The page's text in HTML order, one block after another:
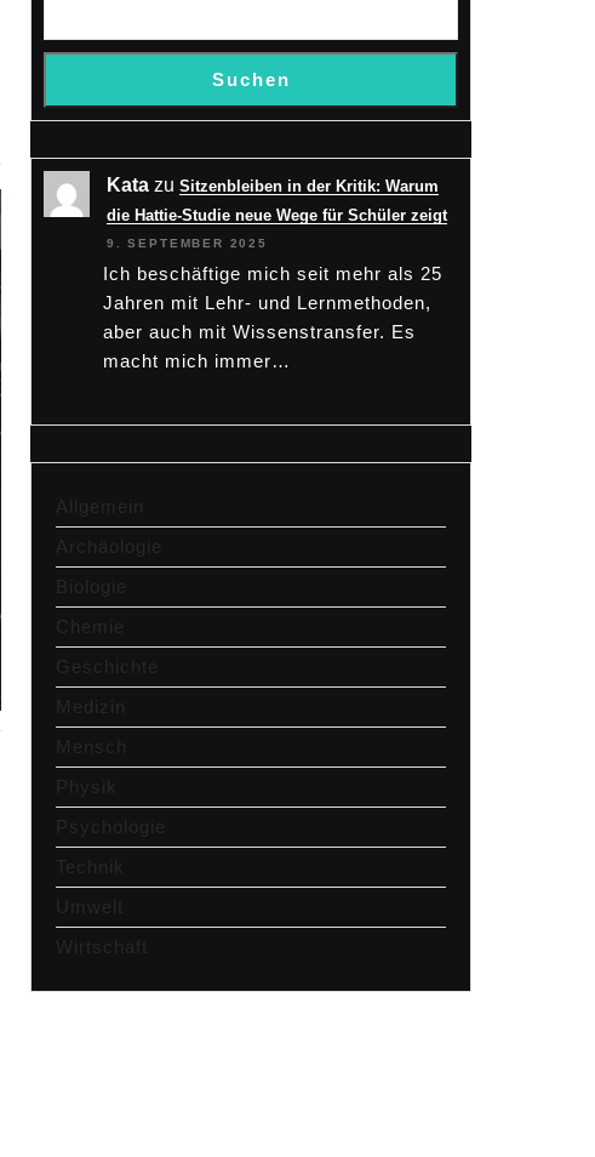
Suchen
Kata zu Sitzenbleiben in der Kritik: Warum
die Hattie-Studie neue Wege für Schüler zeigt
9. SEPTEMBER 2025
Ich beschäftige mich seit mehr als 25
Jahren mit Lehr- und Lernmethoden,
aber auch mit Wissenstransfer. Es
macht mich immer…
Allgemein
Archäologie
Biologie
Chemie
Geschichte
Medizin
Mensch
Physik
Psychologie
Technik
Umwelt
Wirtschaft